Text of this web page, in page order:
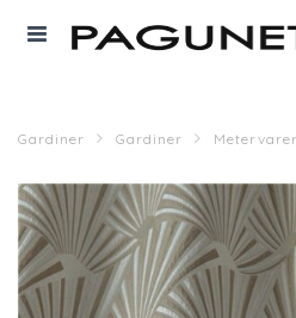
Gardiner Gardiner